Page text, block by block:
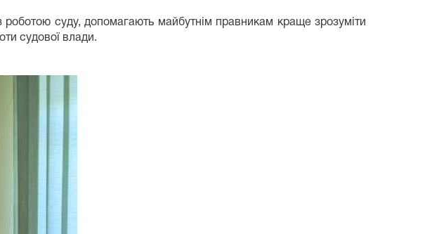
роботою суду, допомагають майбутнім правникам краще зрозуміти
судової влади.